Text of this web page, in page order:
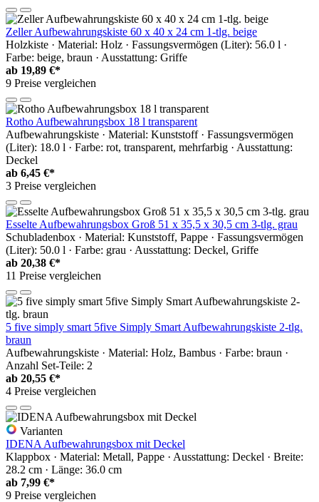
Zeller Aufbewahrungskiste 60 x 40 x 24 cm 1-tlg. beige
Holzkiste · Material: Holz · Fassungsvermögen (Liter): 56.0 l ·
Farbe: beige, braun · Ausstattung: Griffe
ab 19,89 €*
9 Preise vergleichen
Rotho Aufbewahrungsbox 18 l transparent
Aufbewahrungskiste · Material: Kunststoff · Fassungsvermögen
(Liter): 18.0 l · Farbe: rot, transparent, mehrfarbig · Ausstattung:
Deckel
ab 6,45 €*
3 Preise vergleichen
Esselte Aufbewahrungsbox Groß 51 x 35,5 x 30,5 cm 3-tlg. grau
Schubladenbox · Material: Kunststoff, Pappe · Fassungsvermögen
(Liter): 50.0 l · Farbe: grau · Ausstattung: Deckel, Griffe
ab 20,38 €*
11 Preise vergleichen
5 five simply smart 5five Simply Smart Aufbewahrungskiste 2-tlg.
braun
Aufbewahrungskiste · Material: Holz, Bambus · Farbe: braun ·
Anzahl Set-Teile: 2
ab 20,55 €*
4 Preise vergleichen
Varianten
IDENA Aufbewahrungsbox mit Deckel
Klappbox · Material: Metall, Pappe · Ausstattung: Deckel · Breite:
28.2 cm · Länge: 36.0 cm
ab 7,99 €*
9 Preise vergleichen